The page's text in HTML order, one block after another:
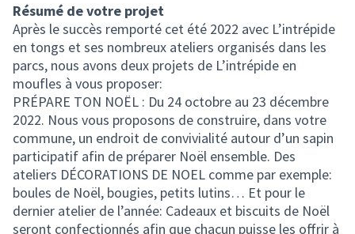
Résumé de votre projet
Après le succès remporté cet été 2022 avec L’intrépide
en tongs et ses nombreux ateliers organisés dans les
parcs, nous avons deux projets de L’intrépide en
moufles à vous proposer:
PRÉPARE TON NOËL : Du 24 octobre au 23 décembre
2022. Nous vous proposons de construire, dans votre
commune, un endroit de convivialité autour d’un sapin
participatif afin de préparer Noël ensemble. Des
ateliers DÉCORATIONS DE NOEL comme par exemple:
boules de Noël, bougies, petits lutins… Et pour le
dernier atelier de l’année: Cadeaux et biscuits de Noël
seront confectionnés afin que chacun puisse les offrir à